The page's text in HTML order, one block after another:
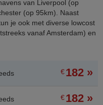
van Liverpool (op
(op 95km). Naast
je ook met diverse lowcost
vanaf Amsterdam) en
€182 »
€182 »